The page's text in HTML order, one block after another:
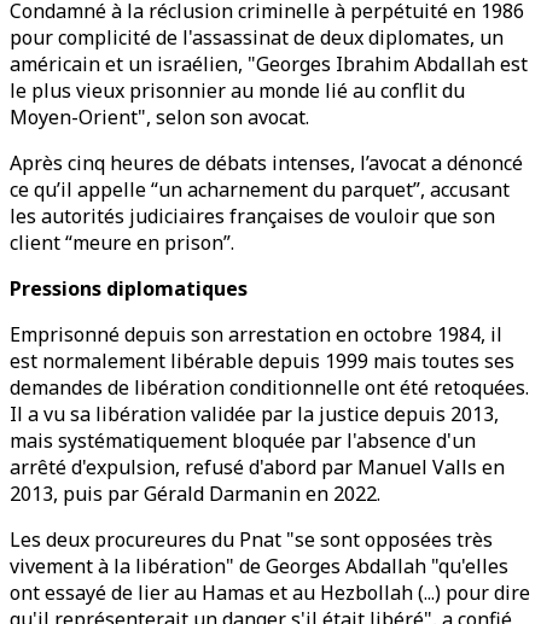
Condamné à la réclusion criminelle à perpétuité en 1986
pour complicité de l'assassinat de deux diplomates, un
américain et un israélien, "Georges Ibrahim Abdallah est
le plus vieux prisonnier au monde lié au conflit du
Moyen-Orient", selon son avocat.
Après cinq heures de débats intenses, l’avocat a dénoncé
ce qu’il appelle “un acharnement du parquet”, accusant
les autorités judiciaires françaises de vouloir que son
client “meure en prison”.
Pressions diplomatiques
Emprisonné depuis son arrestation en octobre 1984, il
est normalement libérable depuis 1999 mais toutes ses
demandes de libération conditionnelle ont été retoquées.
Il a vu sa libération validée par la justice depuis 2013,
mais systématiquement bloquée par l'absence d'un
arrêté d'expulsion, refusé d'abord par Manuel Valls en
2013, puis par Gérald Darmanin en 2022.
Les deux procureures du Pnat "se sont opposées très
vivement à la libération" de Georges Abdallah "qu'elles
ont essayé de lier au Hamas et au Hezbollah (...) pour dire